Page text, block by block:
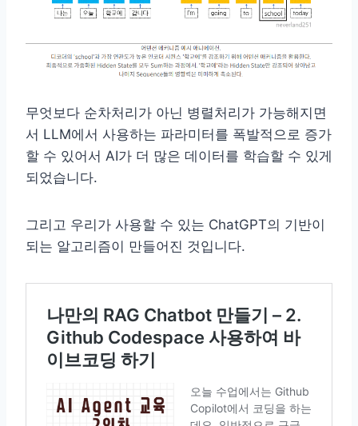
무엇보다 순차처리가 아닌 병렬처리가 가능해지면
서 LLM에서 사용하는 파라미터를 폭발적으로 증가
할 수 있어서 AI가 더 많은 데이터를 학습할 수 있게
되었습니다.
그리고 우리가 사용할 수 있는 ChatGPT의 기반이
되는 알고리즘이 만들어진 것입니다.